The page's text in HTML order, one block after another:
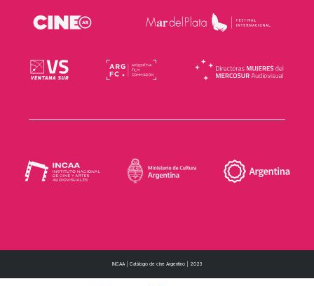
INCAA | Catálogo de cine Argentino | 2023